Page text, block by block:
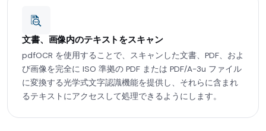
文書、画像内のテキストをスキャン
pdfOCR を使用することで、スキャンした文書、PDF、およ
び画像を完全に ISO 準拠の PDF または PDF/A-3u ファイル
に変換する光学式文字認識機能を提供し、それらに含まれ
るテキストにアクセスして処理できるようにします。